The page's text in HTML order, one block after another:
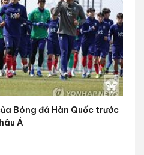
Bóng đá Hàn Quốc trước
Á